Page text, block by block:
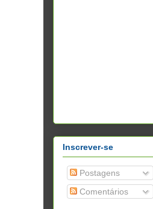
Inscrever-se
Postagens
Comentários